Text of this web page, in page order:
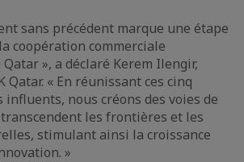
sans précédent marque une étape
coopération commerciale
», a déclaré Kerem Ilengir,
Qatar. « En réunissant ces cinq
influents, nous créons des voies de
les frontières et les
stimulant ainsi la croissance
»